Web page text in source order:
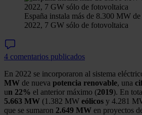
España instala más de 8.300 MW
2022, 7 GW sólo de fotovoltaica
4 comentarios publicados
En 2022 se incorporaron al sistema
MW de nueva potencia renovable, una
un 22% el anterior máximo (2019). En
5.663 MW (1.382 MW eólicos y 4.281
que se sumaron 2.649 MW en proyectos